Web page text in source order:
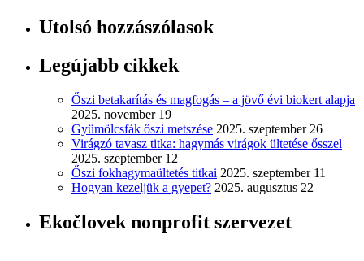
Utolsó hozzászólasok
Legújabb cikkek
Őszi betakarítás és magfogás – a jövő évi biokert alapja
2025. november 19
Gyümölcsfák őszi metszése 2025. szeptember 26
Virágzó tavasz titka: hagymás virágok ültetése ősszel
2025. szeptember 12
Őszi fokhagymaültetés titkai 2025. szeptember 11
Hogyan kezeljük a gyepet? 2025. augusztus 22
Ekočlovek nonprofit szervezet